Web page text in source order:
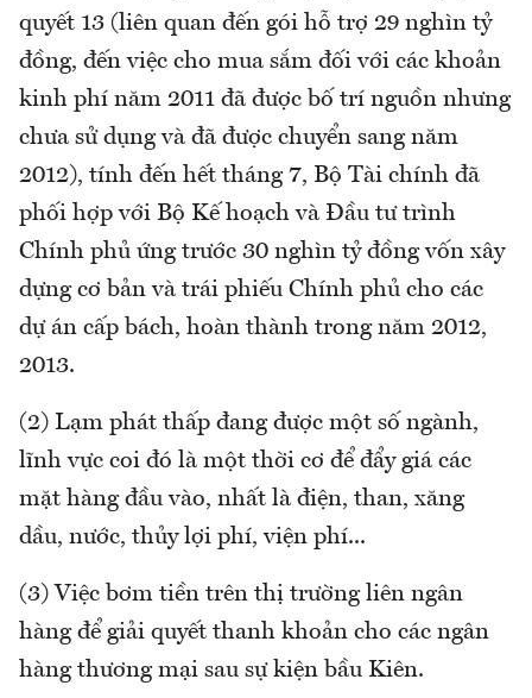
quyết 13 (liên quan đến gói hỗ trợ 29 nghìn tỷ
đồng, đến việc cho mua sắm đối với các khoản
kinh phí năm 2011 đã được bố trí nguồn nhưng
chưa sử dụng và đã được chuyển sang năm
2012), tính đến hết tháng 7, Bộ Tài chính đã
phối hợp với Bộ Kế hoạch và Đầu tư trình
Chính phủ ứng trước 30 nghìn tỷ đồng vốn xây
dựng cơ bản và trái phiếu Chính phủ cho các
dự án cấp bách, hoàn thành trong năm 2012,
2013.
(2) Lạm phát thấp đang được một số ngành,
lĩnh vực coi đó là một thời cơ để đẩy giá các
mặt hàng đầu vào, nhất là điện, than, xăng
dầu, nước, thủy lợi phí, viện phí...
(3) Việc bơm tiền trên thị trường liên ngân
hàng để giải quyết thanh khoản cho các ngân
hàng thương mại sau sự kiện bầu Kiên.